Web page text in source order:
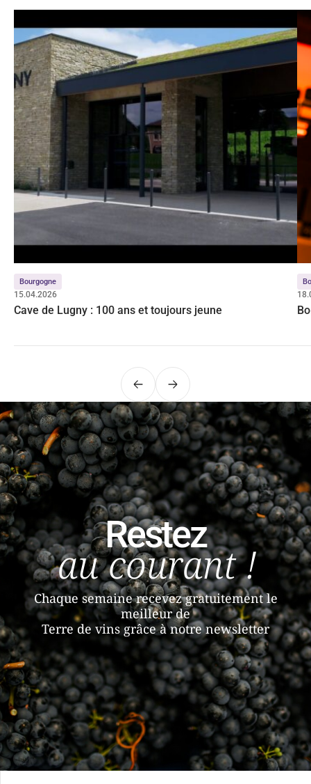
Bourgogne
15.04.2026
Cave de Lugny : 100 ans et toujours jeune
PrécédentSuivant
Restez
au courant !
Chaque semaine recevez gratuitement le
meilleur de
Terre de vins grâce à notre newsletter